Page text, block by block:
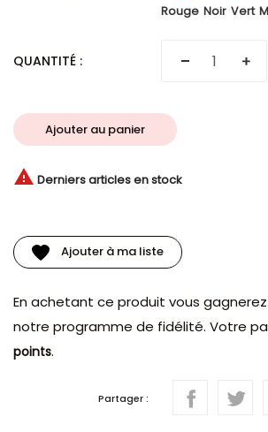
Rouge Noir Vert
QUANTITÉ :
Ajouter au panier
 Derniers articles en stock
Ajouter à ma liste
En achetant ce produit vous gagnerez
notre programme de fidélité. Votre
points.
Partager :